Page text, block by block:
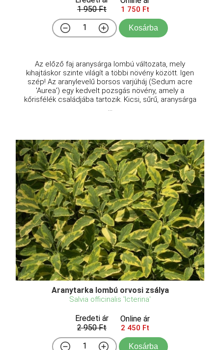
1 950 Ft
1 750 Ft
Kosárba
Az előző faj aranysárga lombú változata, mely
kihajtáskor szinte világít a többi növény között. Igen
szép! Az aranylevelű borsos varjúháj (Sedum acre
'Aurea') egy kedvelt pozsgás növény, amely a
kőrisfélék családjába tartozik. Kicsi, sűrű, aranysárga
Aranytarka lombú orvosi zsálya
Salvia officinalis 'Icterina'
Eredeti ár
2 950 Ft
Online ár
2 450 Ft
Kosárba